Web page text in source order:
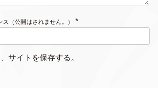
ス（公開はされません。）
*
サイトを保存する。